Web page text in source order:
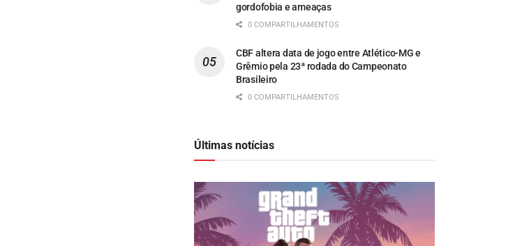
gordofobia e ameaças
0 COMPARTILHAMENTOS
CBF altera data de jogo entre Atlético-MG e
Grêmio pela 23ª rodada do Campeonato
Brasileiro
0 COMPARTILHAMENTOS
Últimas notícias